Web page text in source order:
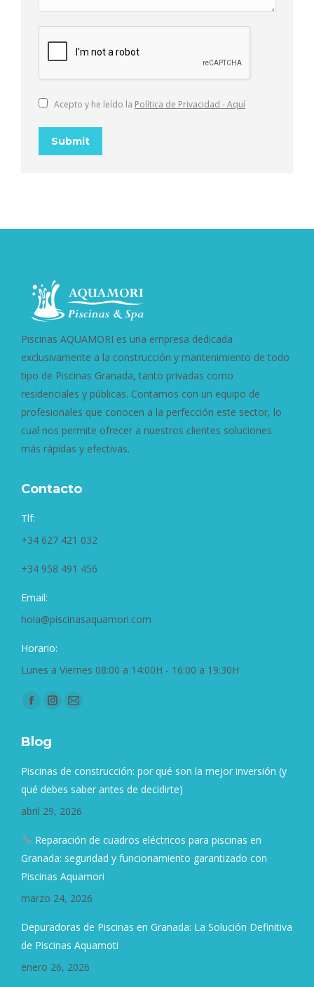
Acepto y he leído la Política de Privacidad - Aquí
Submit
Piscinas AQUAMORI es una empresa dedicada
exclusivamente a la construcción y mantenimiento de todo
tipo de Piscinas Granada, tanto privadas como
residenciales y públicas. Contamos con un equipo de
profesionales que conocen a la perfección este sector, lo
cual nos permite ofrecer a nuestros clientes soluciones
más rápidas y efectivas.
Contacto
Tlf:
+34 627 421 032
+34 958 491 456
Email:
hola@piscinasaquamori.com
Horario:
Lunes a Viernes 08:00 a 14:00H - 16:00 a 19:30H
Find us on:
Facebook
opens
Instagram
Mail
Blog
Piscinas de construcción: por qué son la mejor inversión (y
qué debes saber antes de decidirte)
abril 29, 2026
Reparación de cuadros eléctricos para piscinas en
Granada: seguridad y funcionamiento garantizado con
Piscinas Aquamori
marzo 24, 2026
Depuradoras de Piscinas en Granada: La Solución Definitiva
de Piscinas Aquamoti
enero 26, 2026